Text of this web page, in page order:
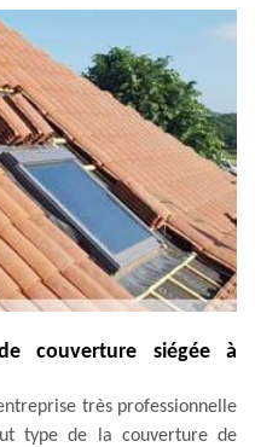
couverture siégée à
très professionnelle
type de la couverture de